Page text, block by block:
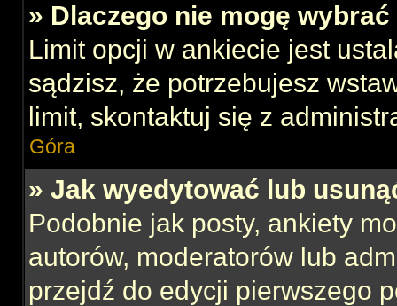
» Dlaczego nie mogę
Limit opcji w ankiecie jest
sądzisz, że potrzebujesz
limit, skontaktuj się z
Góra
» Jak wyedytować lub
Podobnie jak posty, ankiety
autorów, moderatorów lub
przejdź do edycji pierwszego